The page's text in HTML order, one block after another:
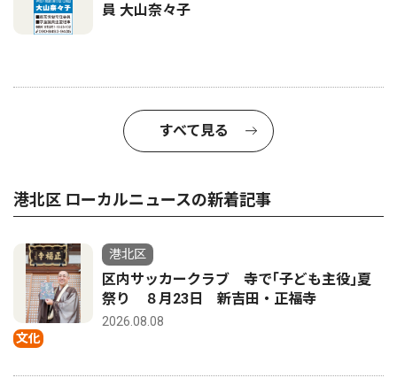
員 大山奈々子
すべて見る
港北区 ローカルニュースの新着記事
文化
港北区
区内サッカークラブ 寺で｢子ども主役｣夏
祭り ８月23日 新吉田・正福寺
2026.08.08